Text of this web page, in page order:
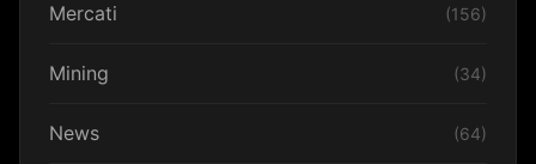
Mercati (156)
Mining (34)
News (64)